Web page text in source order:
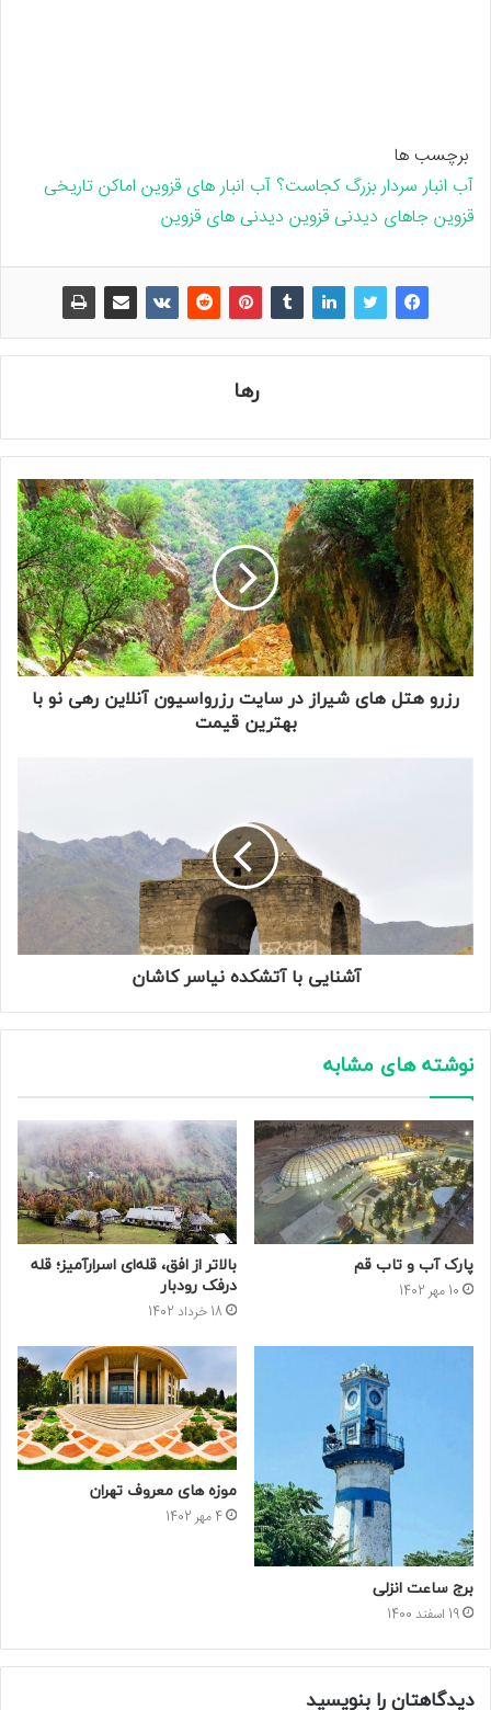
برچسب ها
آب انبار سردار بزرگ کجاست؟ آب انبار های قزوین اماکن تاریخی
قزوین جاهای دیدنی قزوین دیدنی های قزوین
رها
رزرو هتل های شیراز در سایت رزرواسیون آنلاین رهی نو با
بهترین قیمت
آشنایی با آتشکده نیاسر کاشان
نوشته های مشابه
پارک آب و تاب قم
10 مهر 1402
بالاتر از افق، قله‌ای اسرارآمیز؛ قله
درفک رودبار
18 خرداد 1402
برج ساعت انزلی
19 اسفند 1400
موزه های معروف تهران
4 مهر 1402
دیدگاهتان را بنویسید